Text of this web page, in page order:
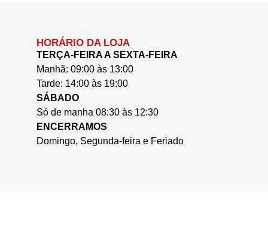
HORÁRIO DA LOJA
TERÇA-FEIRA A SEXTA-FEIRA
Manhã: 09:00 às 13:00
Tarde: 14:00 às 19:00
SÁBADO
Só de manha 08:30 às 12:30
ENCERRAMOS
Domingo, Segunda-feira e Feriado